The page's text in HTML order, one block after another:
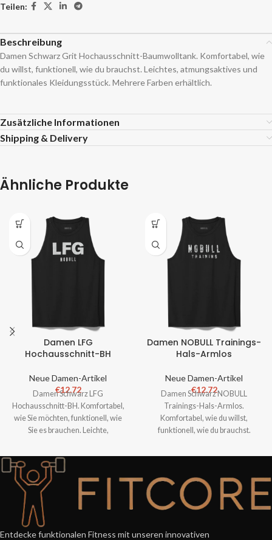
Teilen:
Beschreibung
Damen Schwarz Grit Hochausschnitt-Baumwolltank. Komfortabel, wie
du willst, funktionell, wie du brauchst. Leichtes, atmungsaktives und
funktionales Kleidungsstück. Mehrere Farben erhältlich.
Zusätzliche Informationen
Shipping & Delivery
Ähnliche Produkte
Damen LFG
Hochausschnitt-BH
Neue Damen-Artikel
€12.72
Damen Schwarz LFG
Hochausschnitt-BH. Komfortabel,
wie Sie möchten, funktionell, wie
Sie es brauchen. Leichte,
Bekleidung
Damen NOBULL Trainings-
Hals-Armlos
Neue Damen-Artikel
€12.72
Damen Schwarz NOBULL
Trainings-Hals-Armlos.
Komfortabel, wie du willst,
funktionell, wie du brauchst.
funktionales Sporto
Entdecke funktionalen Fitness mit unseren innovativen